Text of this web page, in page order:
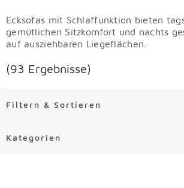
(93 Ergebnisse)
Ecksofas mit Schlaffunktion bieten
gemütlichen Sitzkomfort und nachts
auf ausziehbaren Liegeflächen.
Filtern & Sortieren
Kategorien